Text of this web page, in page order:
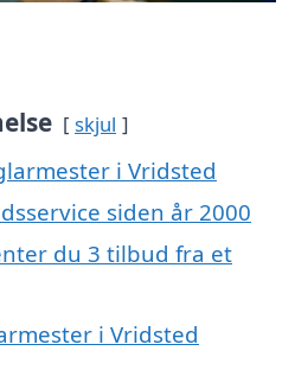
skjul
i Vridsted
siden år 2000
du 3 tilbud fra et
i Vridsted